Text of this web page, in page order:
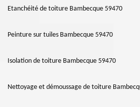
Etanchéité de toiture Bambecque 59470
Peinture sur tuiles Bambecque 59470
Isolation de toiture Bambecque 59470
Nettoyage et démoussage de toiture